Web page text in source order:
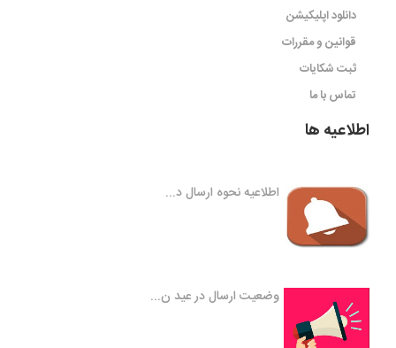
دانلود اپلیکیشن
قوانین و مقررات
ثبت شکایات
تماس با ما
اطلاعیه ها
اطلاعیه نحوه ارسال د...
وضعیت ارسال در عید ن...